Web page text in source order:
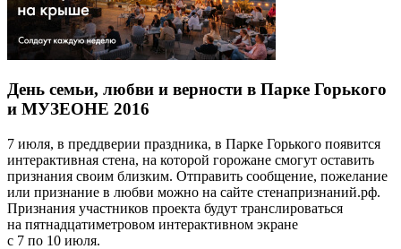
День семьи, любви и верности в Парке Горького
и МУЗЕОНЕ 2016
7 июля, в преддверии праздника, в Парке Горького появится
интерактивная стена, на которой горожане смогут оставить
признания своим близким. Отправить сообщение, пожелание
или признание в любви можно на сайте стенапризнаний.рф.
Признания участников проекта будут транслироваться
на пятнадцатиметровом интерактивном экране
с 7 по 10 июля.